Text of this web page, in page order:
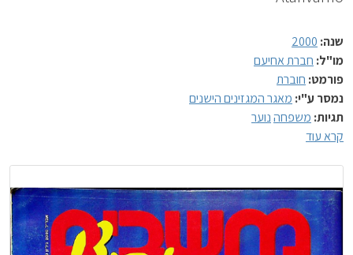
שנה: 2000
מו"ל: חברת אחיעם
פורמט: חוברת
נמסר ע"י: מאגר המגזינים הישנים
תגיות: משפחהנוער
קרא עוד